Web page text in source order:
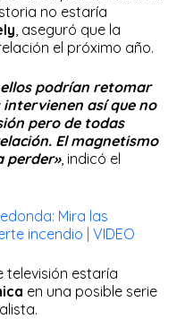
no estaría
, aseguró que la
el próximo año.
podrían retomar
así que no
pero de todas
El magnetismo
perder», indicó el
Mira las
incendio | VIDEO
televisión estaría
en una posible serie